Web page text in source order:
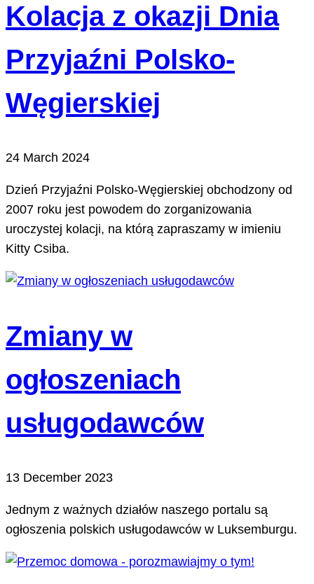
Kolacja z okazji Dnia
Przyjaźni Polsko-
Węgierskiej
24 March 2024
Dzień Przyjaźni Polsko-Węgierskiej obchodzony od
2007 roku jest powodem do zorganizowania
uroczystej kolacji, na którą zapraszamy w imieniu
Kitty Csiba.
Zmiany w
ogłoszeniach
usługodawców
13 December 2023
Jednym z ważnych działów naszego portalu są
ogłoszenia polskich usługodawców w Luksemburgu.